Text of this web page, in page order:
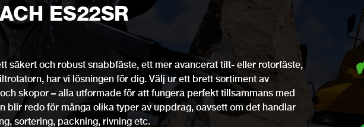
ES22SR
säkert och robust snabbfäste, ett mer avancerat tilt- eller rotorfäste,
har vi lösningen för dig. Välj ur ett brett sortiment av
skopor – alla utformade för att fungera perfekt tillsammans med
blir redo för många olika typer av uppdrag, oavsett om det handlar
sortering, packning, rivning etc.